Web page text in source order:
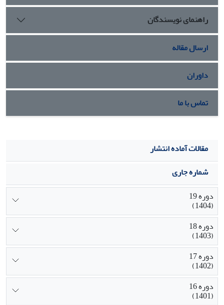
راهنمای نویسندگان
ارسال مقاله
داوران
تماس با ما
مقالات آماده انتشار
شماره جاری
دوره 19
(1404)
دوره 18
(1403)
دوره 17
(1402)
دوره 16
(1401)